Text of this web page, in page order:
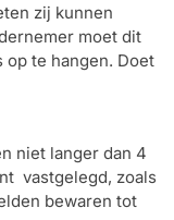
zij kunnen
moet dit
te hangen. Doet
niet langer dan 4
vastgelegd, zoals
bewaren tot